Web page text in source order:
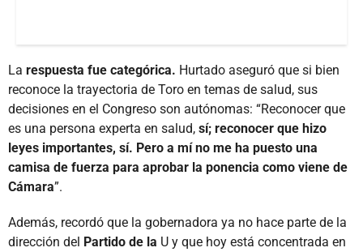
La respuesta fue categórica. Hurtado aseguró que si bien
reconoce la trayectoria de Toro en temas de salud, sus
decisiones en el Congreso son autónomas: “Reconocer que
es una persona experta en salud, sí; reconocer que hizo
leyes importantes, sí. Pero a mí no me ha puesto una
camisa de fuerza para aprobar la ponencia como viene de
Cámara”.
Además, recordó que la gobernadora ya no hace parte de la
dirección del Partido de la U y que hoy está concentrada en